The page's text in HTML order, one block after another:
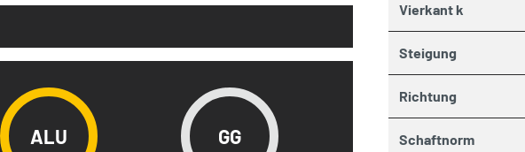
ALU GG
Vierkant k
Steigung
Richtung
Schaftnorm